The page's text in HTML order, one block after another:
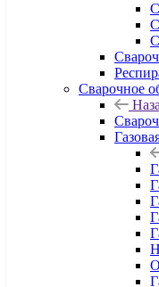
Сварочное